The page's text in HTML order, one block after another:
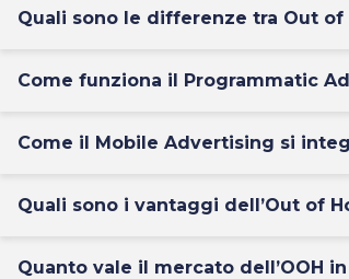
Quali sono le differenze tra Out
Come funziona il Programmatic
Come il Mobile Advertising si
Quali sono i vantaggi dell’Out of
Quanto vale il mercato dell’OOH